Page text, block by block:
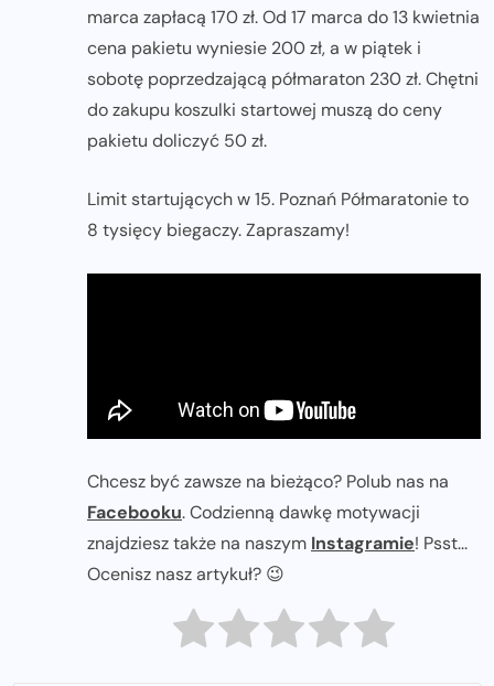
marca zapłacą 170 zł. Od 17 marca do 13 kwietnia
cena pakietu wyniesie 200 zł, a w piątek i
sobotę poprzedzającą półmaraton 230 zł. Chętni
do zakupu koszulki startowej muszą do ceny
pakietu doliczyć 50 zł.
Limit startujących w 15. Poznań Półmaratonie to
8 tysięcy biegaczy. Zapraszamy!
Chcesz być zawsze na bieżąco? Polub nas na
Facebooku. Codzienną dawkę motywacji
znajdziesz także na naszym Instagramie! Psst...
Ocenisz nasz artykuł? 😉